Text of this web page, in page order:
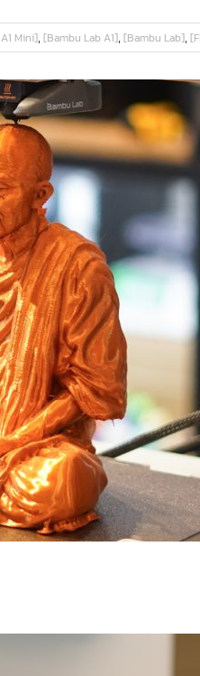
Mini],[Bambu Lab A1],[Bambu Lab],